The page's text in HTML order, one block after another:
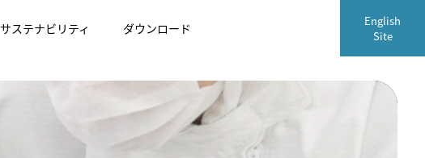
サステナビリティ ダウンロード
English
Site